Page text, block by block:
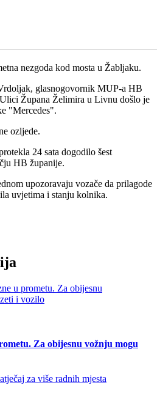
nezgoda kod mosta u Žabljaku.
glasnogovornik MUP-a HB
Župana Želimira u Livnu došlo je
"Mercedes".
ozljede.
24 sata dogodilo šest
HB županije.
upozoravaju vozače da prilagode
uvjetima i stanju kolnika.
Za obijesnu vožnju mogu